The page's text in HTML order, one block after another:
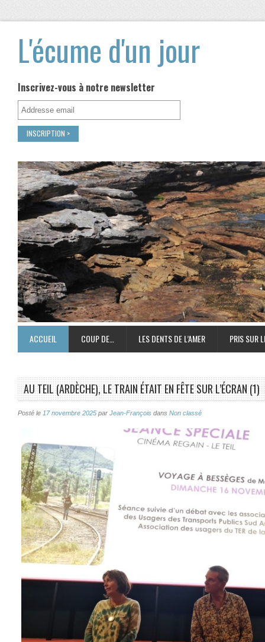
L'écume d'un jour
Inscrivez-vous à notre newsletter
ACCUEIL COUP DE… LES DENTS DE L’AMER PRIS SUR
AU TEIL (ARDÈCHE), LE TRAIN ÉTAIT EN FÊTE SUR L’ÉCRAN (1)
Posté le 17 novembre 2025 par Jean-François dans Non classé